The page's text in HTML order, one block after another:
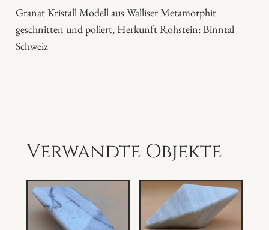
l
Granat Kristall Modell aus Walliser Metamorphit
geschnitten und poliert, Herkunft Rohstein: Binntal
Schweiz
Verwandte Objekte